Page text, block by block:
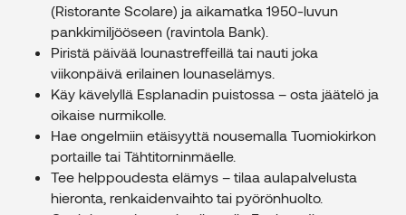
(Ristorante Scolare) ja aikamatka 1950-luvun
pankkimiljööseen (ravintola Bank).
Piristä päivää lounastreffeillä tai nauti joka
viikonpäivä erilainen lounaselämys.
Käy kävelyllä Esplanadin puistossa – osta jäätelö ja
oikaise nurmikolle.
Hae ongelmiin etäisyyttä nousemalla Tuomiokirkon
portaille tai Tähtitorninmäelle.
Tee helppoudesta elämys – tilaa aulapalvelusta
hieronta, renkaidenvaihto tai pyörönhuolto.